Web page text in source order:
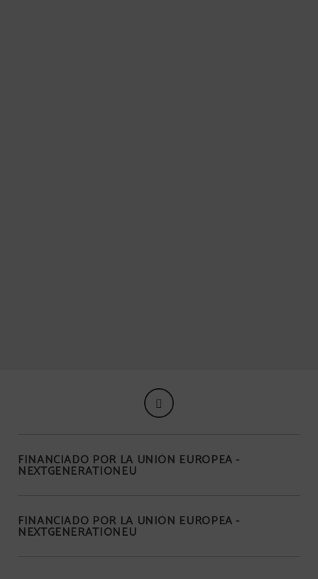
FINANCIADO POR LA UNIÓN EUROPEA -
NEXTGENERATIONEU
FINANCIADO POR LA UNIÓN EUROPEA -
NEXTGENERATIONEU